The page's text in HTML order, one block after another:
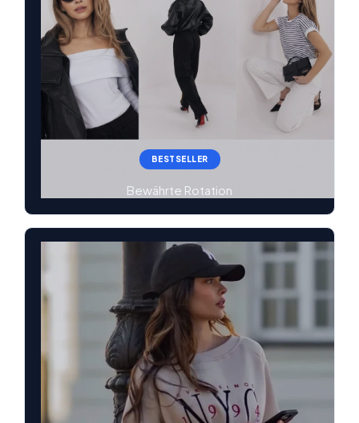
BESTSELLER
Bewährte Rotation